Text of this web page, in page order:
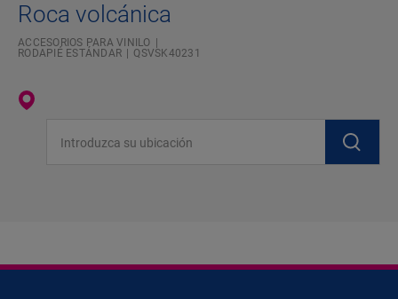
Roca volcánica
ACCESORIOS PARA VINILO
RODAPIÉ ESTÁNDAR
QSVSK40231